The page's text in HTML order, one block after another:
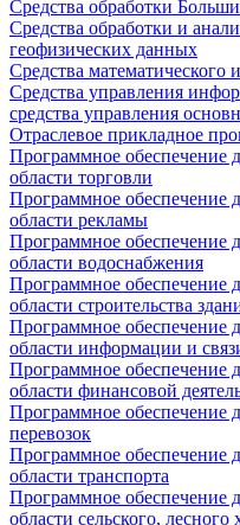
Средства обработки
Средства обработки и
геофизических данных
Средства
Средства управления
средства управления
Отраслевое прикладное
Программное обеспечение
области торговли
Программное обеспечение
области рекламы
Программное обеспечение
области водоснабжения
Программное обеспечение
области строительства
Программное обеспечение
области информации и
Программное обеспечение
области финансовой
Программное обеспечение
перевозок
Программное обеспечение
области транспорта
Программное обеспечение
области сельского, лесного